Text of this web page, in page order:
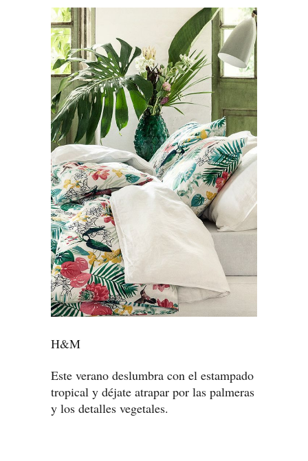
H&M
Este verano deslumbra con el estampado
tropical y déjate atrapar por las palmeras
y los detalles vegetales.